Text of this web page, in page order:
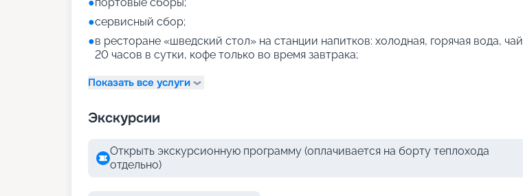
●сервисный сбор;
●в ресторане «шведский стол» на станции напитков: холодная, горячая вода, чай
20 часов в сутки, кофе только во время завтрака;
Показать все услуги
Экскурсии
Открыть экскурсионную программу (оплачивается на борту теплохода
отдельно)